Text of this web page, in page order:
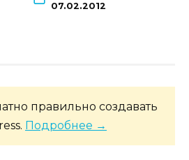
07.02.2012
правильно создавать
Подробнее →